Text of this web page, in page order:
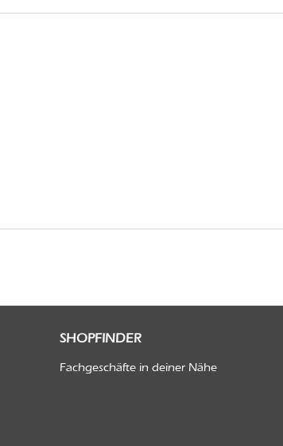
SHOPFINDER
Fachgeschäfte in deiner Nähe